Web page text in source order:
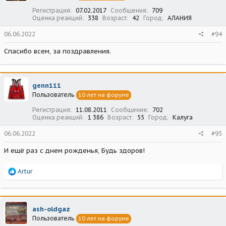
Регистрация 07.02.2017 Сообщения
709
Оценка реакций
338 Возраст 42 Город АЛАНИЯ
06.06.2022 #94
Спасибо всем, за поздравления.
genn111
Пользователь 10 лет на форуме
Регистрация 11.08.2011 Сообщения
702
Оценка реакций
1 386 Возраст 55 Город Калуга
06.06.2022 #95
И ещё раз с днем рожденья, Будь здоров!
Р
а
к
ц
и
и
Artur
ash-oldgaz
Пользователь 10 лет на форуме